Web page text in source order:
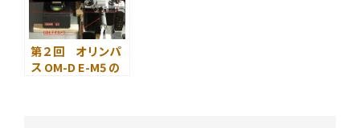
第２回 オリンパ
ス OM-D E-M5 の